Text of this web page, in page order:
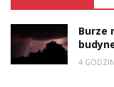
Burze
4